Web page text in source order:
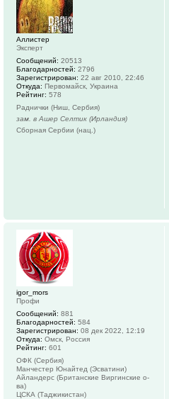
Аллистер
Эксперт
Сообщений: 20513
Благодарностей: 2796
Зарегистрирован: 22 авг 2010, 22:46
Откуда: Первомайск, Украина
Рейтинг: 578
Раднички (Ниш, Сербия)
зам. в Ашер Селтик (Ирландия)
Сборная Сербии (нац.)
igor_mors
Профи
Сообщений: 881
Благодарностей: 584
Зарегистрирован: 08 дек 2022, 12:19
Откуда: Омск, Россия
Рейтинг: 601
ОФК (Сербия)
Манчестер Юнайтед (Эсватини)
Айландерс (Британские Виргинские о-
ва)
ЦСКА (Таджикистан)